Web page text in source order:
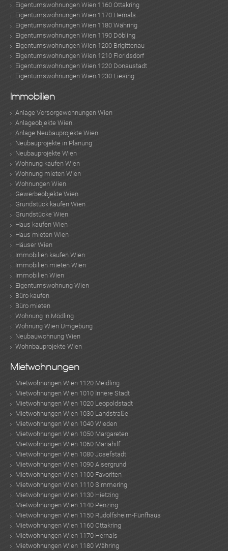
Eigentumswohnungen Wien 1160 Ottakring
Eigentumswohnungen Wien 1170 Hernals
Eigentumswohnungen Wien 1180 Währing
Eigentumswohnungen Wien 1190 Döbling
Eigentumswohnungen Wien 1200 Brigittenau
Eigentumswohnungen Wien 1210 Floridsdorf
Eigentumswohnungen Wien 1220 Donaustadt
Eigentumswohnungen Wien 1230 Liesing
Immobilien
Anlage Vorsorgewohnungen Wien
Anlageobjekte Wien
Anlage Neubauprojekte Wien
Neubauprojekte in Planung
Neubauprojekte Wien
Wohnung kaufen Wien
Wohnung mieten Wien
Wohnungen Wien
Gewerbeobjekte Wien
Grundstück kaufen Wien
Grundstücke Wien
Haus kaufen Wien
Haus mieten Wien
Häuser Wien
Immobilien kaufen Wien
Immobilien mieten Wien
Immobilien Wien
Eigentumswohnung Wien
Büro kaufen
Büro mieten
Wohnung in Mödling
Wohnung Wien Umgebung
Neubauwohnung Wien
Wohnbauprojekte Wien
Mietwohnungen
Mietwohnungen Wien 1120 Meidling
Mietwohnungen Wien 1010 Innere Stadt
Mietwohnungen Wien 1020 Leopoldstadt
Mietwohnungen Wien 1030 Landstraße
Mietwohnungen Wien 1040 Wieden
Mietwohnungen Wien 1050 Margareten
Mietwohnungen Wien 1060 Mariahilf
Mietwohnungen Wien 1080 Josefstadt
Mietwohnungen Wien 1090 Alsergrund
Mietwohnungen Wien 1100 Favoriten
Mietwohnungen Wien 1110 Simmering
Mietwohnungen Wien 1130 Hietzing
Mietwohnungen Wien 1140 Penzing
Mietwohnungen Wien 1150 Rudolfsheim-Fünfhaus
Mietwohnungen Wien 1160 Ottakring
Mietwohnungen Wien 1170 Hernals
Mietwohnungen Wien 1180 Währing